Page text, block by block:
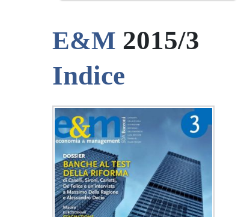
E&M 2015/3
Indice